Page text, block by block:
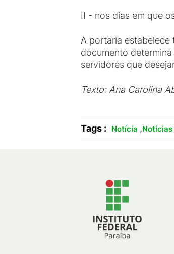
II - nos dias em que
A portaria estabelece
documento
servidores que
Texto: Ana Carolina
Tags : Notícia ,Notícias